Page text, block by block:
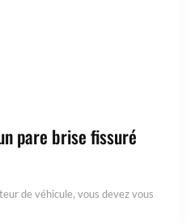
pare brise fissuré
de véhicule, vous devez vous